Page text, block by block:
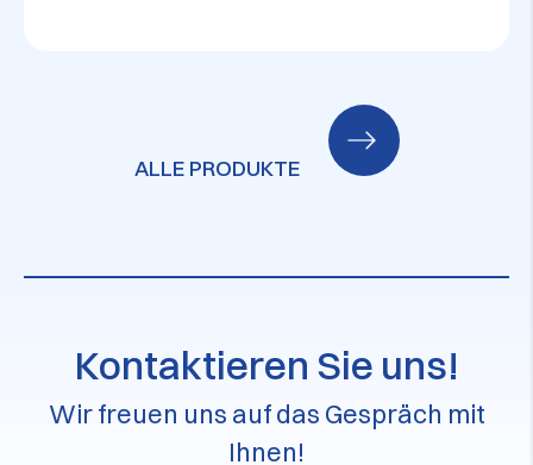
ALLE PRODUKTE
Kontaktieren Sie uns!
Wir freuen uns auf das Gespräch mit
Ihnen!